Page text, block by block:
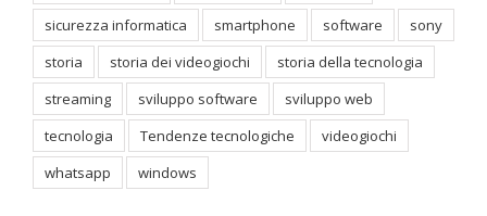
sicurezza informatica
smartphone software
sony
storia
storia dei videogiochi
storia della tecnologia
streaming
sviluppo software
sviluppo web
tecnologia
Tendenze tecnologiche
videogiochi
whatsapp
windows